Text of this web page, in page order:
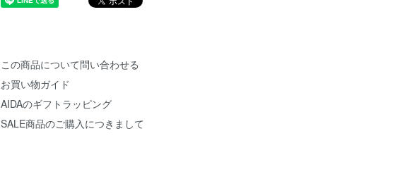
この商品について問い合わせる
お買い物ガイド
AIDAのギフトラッピング
SALE商品のご購入につきまして